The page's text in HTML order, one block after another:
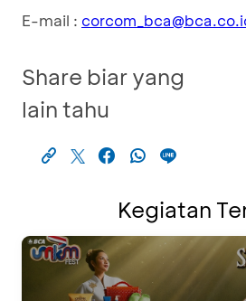
E-mail :
Share biar yang
lain tahu
Kegiatan